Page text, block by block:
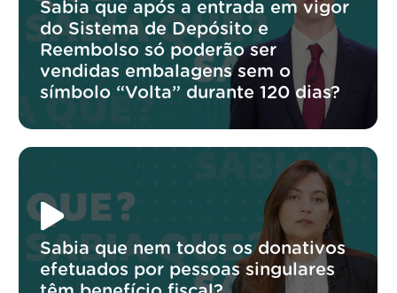
Sabia que após a entrada em vigor
do Sistema de Depósito e
Reembolso só poderão ser
vendidas embalagens sem o
símbolo “Volta” durante 120 dias?
Sabia que nem todos os donativos
efetuados por pessoas singulares